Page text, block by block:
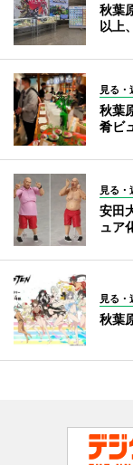
秋葉
以上
見る・
秋葉
肴ビ
見る・
安田
ュア
見る・
秋葉